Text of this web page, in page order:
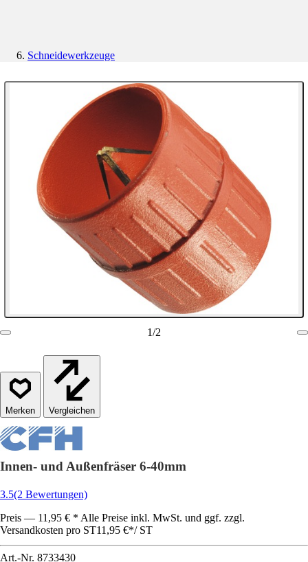
Schneidewerkzeuge
1/2
Vergleichen
Innen- und Außenfräser 6-40mm
3.5(2 Bewertungen)
Preis — 11,95 € * Alle Preise inkl. MwSt. und ggf. zzgl.
Versandkosten pro ST11,95 €*/ ST
Art.-Nr. 8733430